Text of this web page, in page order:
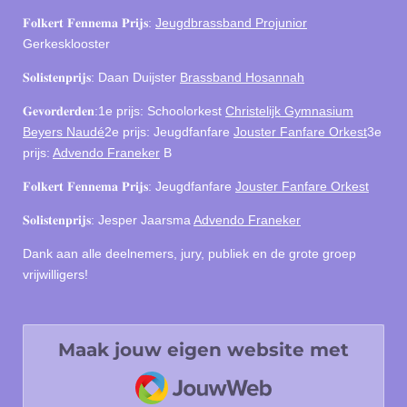
𝐅𝐨𝐥𝐤𝐞𝐫𝐭 𝐅𝐞𝐧𝐧𝐞𝐦𝐚 𝐏𝐫𝐢𝐣𝐬: Jeugdbrassband Projunior
Gerkesklooster
𝐒𝐨𝐥𝐢𝐬𝐭𝐞𝐧𝐩𝐫𝐢𝐣𝐬: Daan Duijster Brassband Hosannah
𝐆𝐞𝐯𝐨𝐫𝐝𝐞𝐫𝐝𝐞𝐧:1e prijs: Schoolorkest Christelijk Gymnasium
Beyers Naudé2e prijs: Jeugdfanfare Jouster Fanfare Orkest3e
prijs: Advendo Franeker B
𝐅𝐨𝐥𝐤𝐞𝐫𝐭 𝐅𝐞𝐧𝐧𝐞𝐦𝐚 𝐏𝐫𝐢𝐣𝐬: Jeugdfanfare Jouster Fanfare Orkest
𝐒𝐨𝐥𝐢𝐬𝐭𝐞𝐧𝐩𝐫𝐢𝐣𝐬: Jesper Jaarsma Advendo Franeker
Dank aan alle deelnemers, jury, publiek en de grote groep
vrijwilligers!
Maak jouw eigen website met
JouwWeb